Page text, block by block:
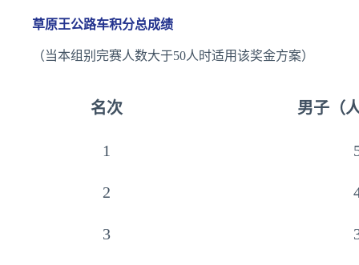
草原王公路车积分总成绩
（当本组别完赛人数大于50人时适用该奖金方案）
名次 男子（
1
2
3